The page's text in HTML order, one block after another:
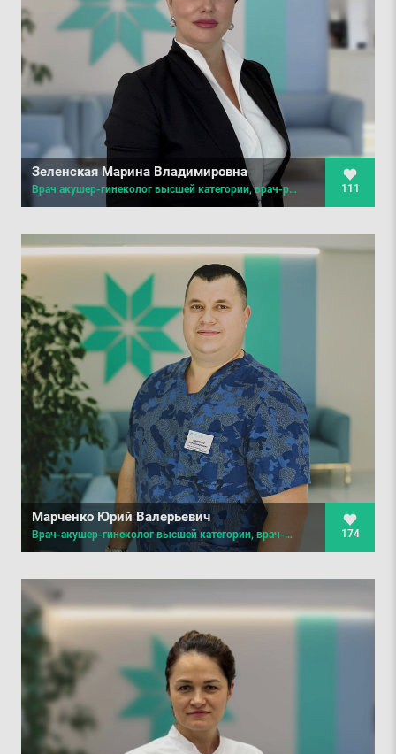
111
Зеленская Марина Владимировна
Врач акушер-гинеколог высшей категории, врач-репродуктолог, специализация по управлению здравоохранением, клинический онколог
174
Марченко Юрий Валерьевич
Врач-акушер-гинеколог высшей категории, врач-маммолог, врач ультразвуковой диагностики, хирург, онкохирург, врач семейной медицины